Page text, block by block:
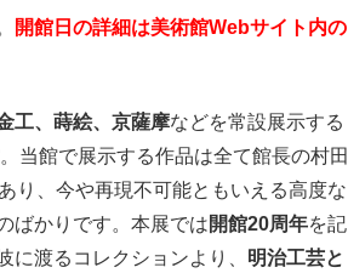
開館日の詳細は美術館Webサイト内の
工、蒔絵、京薩摩などを常設展示する
当館で展示する作品は全て館長の村田
り、今や再現不可能ともいえる高度な
ばかりです。本展では開館20周年を記
渡るコレクションより、 明治工芸と